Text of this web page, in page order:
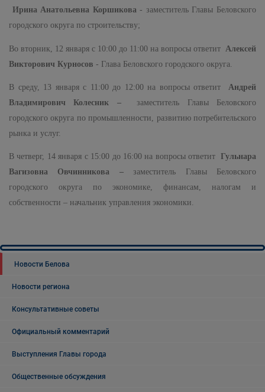
Ирина Анатольевна Коршикова- заместитель Главы Беловского
городского округа по строительству;
Во вторник, 12 января с 10:00 до 11:00 на вопросы ответит Алексей
Викторович Курносов - Глава Беловского городского округа.
В среду, 13 января с 11:00 до 12:00 на вопросы ответит Андрей
Владимирович Колесник – заместитель Главы Беловского
городского округа по промышленности, развитию потребительского
рынка и услуг.
В четверг, 14 января с 15:00 до 16:00 на вопросы ответит Гульнара
Вагизовна Овчинникова – заместитель Главы Беловского
городского округа по экономике, финансам, налогам и
собственности – начальник управления экономики.
Новости Белова
Новости региона
Консультативные советы
Официальный комментарий
Выступления Главы города
Общественные обсуждения